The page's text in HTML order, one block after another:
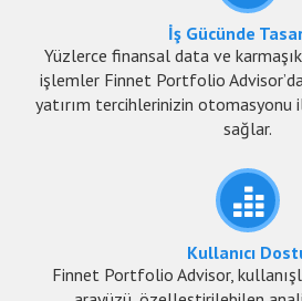
İş Gücünde
Yüzlerce finansal data ve
işlemler Finnet Portfolio
yatırım tercihlerinizin otomasyonu
sağlar.
Kullanıcı
Finnet Portfolio Advisor,